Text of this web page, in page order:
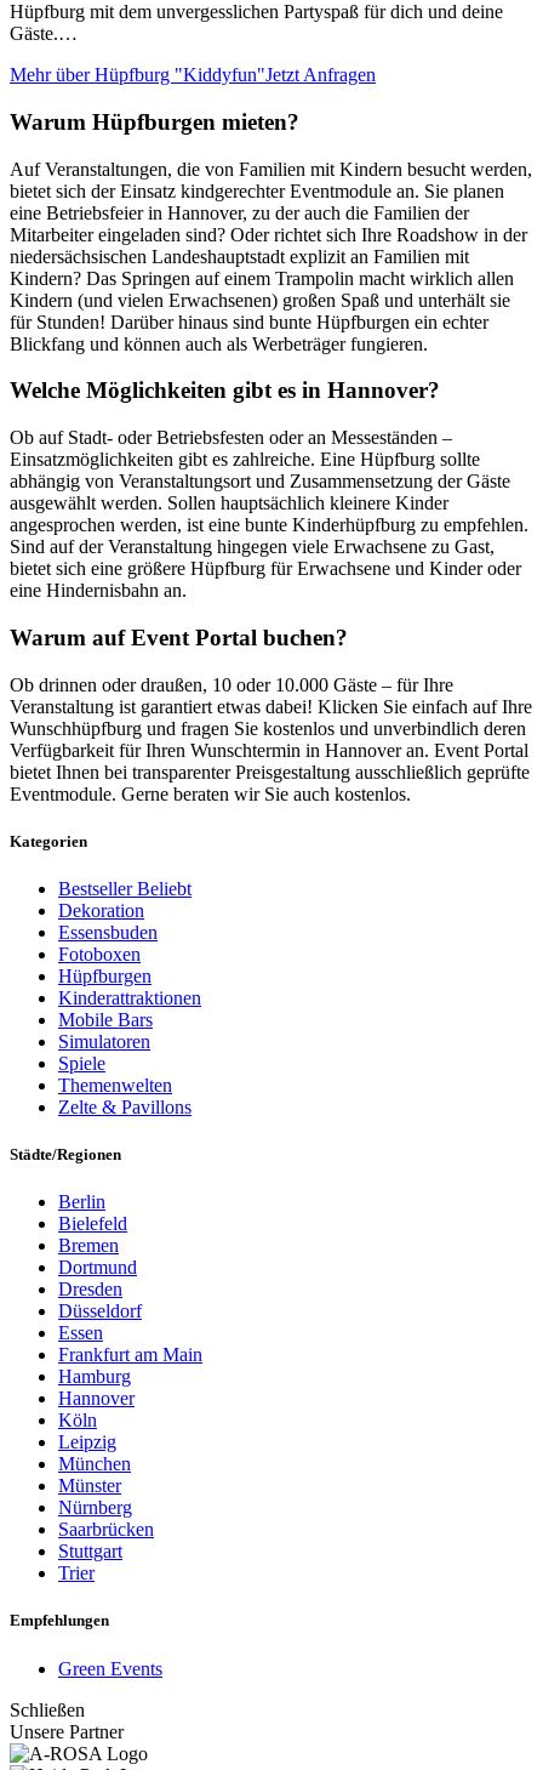
Hüpfburg mit dem unvergesslichen Partyspaß für dich und deine
Gäste.…
Mehr über Hüpfburg "Kiddyfun"Jetzt Anfragen
Warum Hüpfburgen mieten?
Auf Veranstaltungen, die von Familien mit Kindern besucht werden,
bietet sich der Einsatz kindgerechter Eventmodule an. Sie planen
eine Betriebsfeier in Hannover, zu der auch die Familien der
Mitarbeiter eingeladen sind? Oder richtet sich Ihre Roadshow in der
niedersächsischen Landeshauptstadt explizit an Familien mit
Kindern? Das Springen auf einem Trampolin macht wirklich allen
Kindern (und vielen Erwachsenen) großen Spaß und unterhält sie
für Stunden! Darüber hinaus sind bunte Hüpfburgen ein echter
Blickfang und können auch als Werbeträger fungieren.
Welche Möglichkeiten gibt es in Hannover?
Ob auf Stadt- oder Betriebsfesten oder an Messeständen –
Einsatzmöglichkeiten gibt es zahlreiche. Eine Hüpfburg sollte
abhängig von Veranstaltungsort und Zusammensetzung der Gäste
ausgewählt werden. Sollen hauptsächlich kleinere Kinder
angesprochen werden, ist eine bunte Kinderhüpfburg zu empfehlen.
Sind auf der Veranstaltung hingegen viele Erwachsene zu Gast,
bietet sich eine größere Hüpfburg für Erwachsene und Kinder oder
eine Hindernisbahn an.
Warum auf Event Portal buchen?
Ob drinnen oder draußen, 10 oder 10.000 Gäste – für Ihre
Veranstaltung ist garantiert etwas dabei! Klicken Sie einfach auf Ihre
Wunschhüpfburg und fragen Sie kostenlos und unverbindlich deren
Verfügbarkeit für Ihren Wunschtermin in Hannover an. Event Portal
bietet Ihnen bei transparenter Preisgestaltung ausschließlich geprüfte
Eventmodule. Gerne beraten wir Sie auch kostenlos.
Kategorien
BestsellerBeliebt
Dekoration
Essensbuden
Fotoboxen
Hüpfburgen
Kinderattraktionen
Mobile Bars
Simulatoren
Spiele
Themenwelten
Zelte & Pavillons
Städte/Regionen
Berlin
Bielefeld
Bremen
Dortmund
Dresden
Düsseldorf
Essen
Frankfurt am Main
Hamburg
Hannover
Köln
Leipzig
München
Münster
Nürnberg
Saarbrücken
Stuttgart
Trier
Empfehlungen
Green Events
Schließen
Unsere Partner